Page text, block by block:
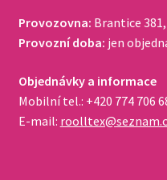
Provozovna: Brantice 381,
Provozní doba: jen
Objednávky a informace
Mobilní tel.: +420 774 706
E-mail: